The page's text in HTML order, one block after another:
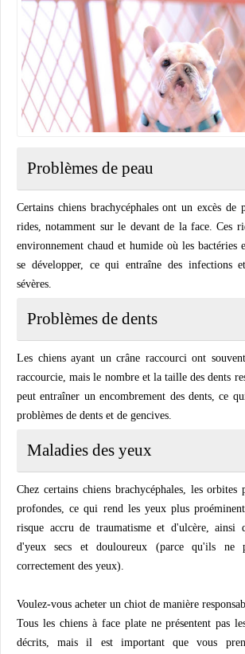
Problèmes de peau
Certains chiens brachycéphales ont un excès de
rides, notamment sur le devant de la face. Ces
environnement chaud et humide où les bactéries
se développer, ce qui entraîne des infections et
sévères.
Problèmes de dents
Les chiens ayant un crâne raccourci ont
raccourcie, mais le nombre et la taille des dents
peut entraîner un encombrement des dents, ce
problèmes de dents et de gencives.
Maladies des yeux
Chez certains chiens brachycéphales, les orbites
profondes, ce qui rend les yeux plus
risque accru de traumatisme et d'ulcère, ainsi
d'yeux secs et douloureux (parce qu'ils ne
correctement des yeux).
Voulez-vous acheter un chiot de manière
Tous les chiens à face plate ne présentent pas
décrits, mais il est important que vous